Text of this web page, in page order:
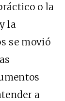
o la
la
se movió
a